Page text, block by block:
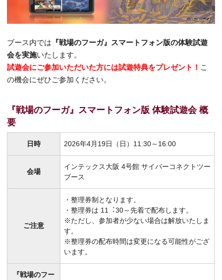
ブース内では 『戦場のフーガ』スマートフォン版の体験試遊
会を実施いたします。
試遊会にご参加いただいた方には試遊特典をプレゼント！ こ
の機会にぜひご参加ください。
『戦場のフーガ』スマートフォン版 体験試遊会 概
要
日時 2026年4月19日（日）11:30～16:00
会場
インテックス大阪 4号館 サイバーコネクトツー
ブース
ご注意
・整理券制となります。
・整理券は 11︓30～先着で配布します。
※ただし、参加者が少ない場合は解放いたしま
す。
※整理券の配布時間は変更になる可能性がござ
います。
『戦場のフー